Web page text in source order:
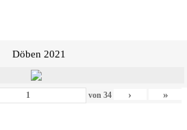
Döben 2021
von 34 › »